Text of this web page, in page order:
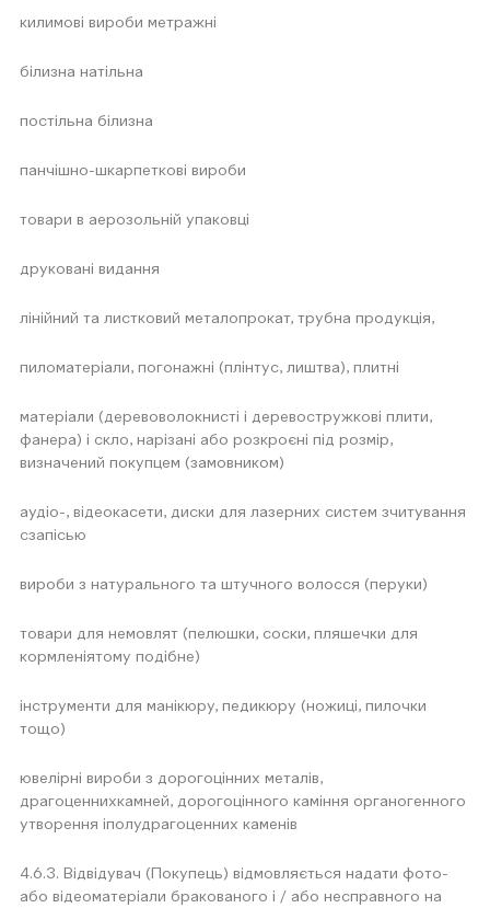
килимові вироби метражні
білизна натільна
постільна білизна
панчішно-шкарпеткові вироби
товари в аерозольній упаковці
друковані видання
лінійний та листковий металопрокат, трубна продукція,
пиломатеріали, погонажні (плінтус, лиштва), плитні
матеріали (деревоволокнисті і деревостружкові плити,
фанера) і скло, нарізані або розкроєні під розмір,
визначений покупцем (замовником)
аудіо-, відеокасети, диски для лазерних систем зчитування
сзапісью
вироби з натурального та штучного волосся (перуки)
товари для немовлят (пелюшки, соски, пляшечки для
кормленіятому подібне)
інструменти для манікюру, педикюру (ножиці, пилочки
тощо)
ювелірні вироби з дорогоцінних металів,
драгоценнихкамней, дорогоцінного каміння органогенного
утворення іполудрагоценних каменів
4.6.3. Відвідувач (Покупець) відмовляється надати фото-
або відеоматеріали бракованого і / або несправного на